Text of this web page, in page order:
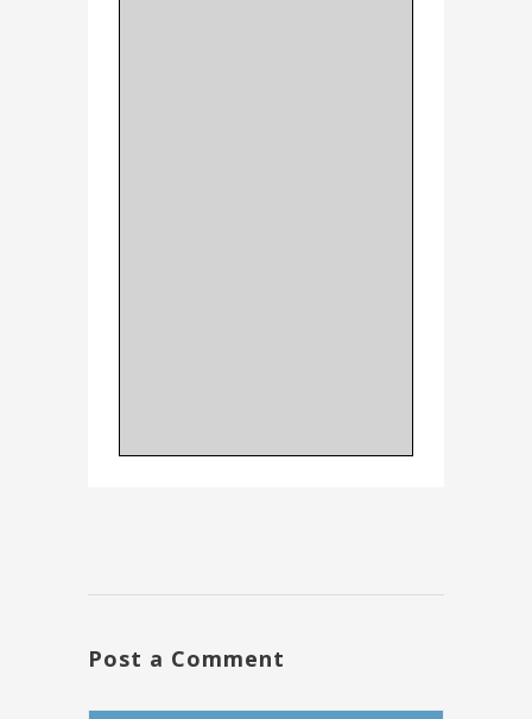
Post a Comment